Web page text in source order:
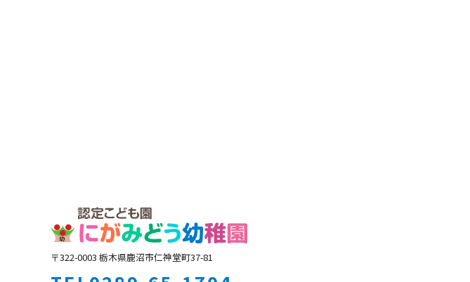
〒322-0003 栃木県鹿沼市仁神堂町37-81